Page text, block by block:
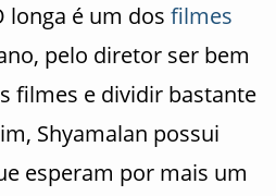
longa é um dos filmes
pelo diretor ser bem
filmes e dividir bastante
Shyamalan possui
esperam por mais um